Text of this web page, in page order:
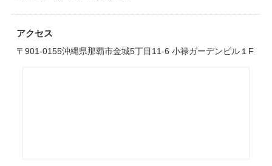
アクセス
〒901-0155沖縄県那覇市金城5丁目11-6 小禄ガーデンビル１F